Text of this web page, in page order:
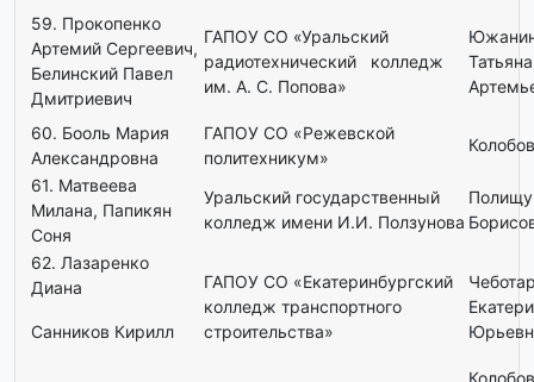
59. Прокопенко
Артемий Сергеевич,
Белинский Павел
Дмитриевич
ГАПОУ СО «Уральский
радиотехнический колледж
им. А. С. Попова»
Татьяна
60. Бооль Мария
Александровна
ГАПОУ СО «Режевской
политехникум»
61. Матвеева
Милана, Папикян
Соня
Уральский государственный
колледж имени И.И. Ползунова
62. Лазаренко
Диана
Санников Кирилл
ГАПОУ СО «Екатеринбургский
колледж транспортного
строительства»